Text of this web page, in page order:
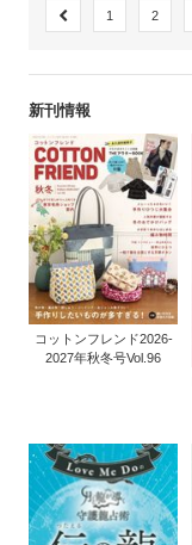
1 2
新刊情報
コットンフレンド2026-
2027年秋冬号Vol.96